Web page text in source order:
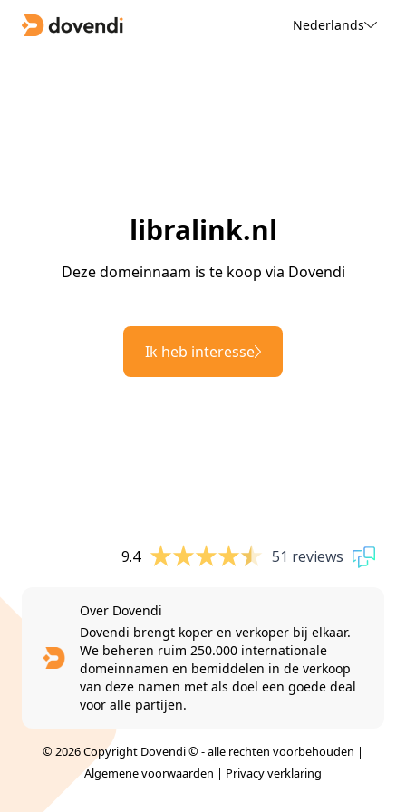
Nederlands
libralink.nl
Deze domeinnaam is te koop via Dovendi
Ik heb interesse
9.4 51 reviews
Over Dovendi
Dovendi brengt koper en verkoper bij elkaar.
We beheren ruim 250.000 internationale
domeinnamen en bemiddelen in de verkoop
van deze namen met als doel een goede deal
voor alle partijen.
© 2026 Copyright Dovendi © - alle rechten voorbehouden |
Algemene voorwaarden | Privacy verklaring